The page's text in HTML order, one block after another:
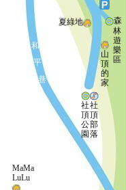
森
林
遊
樂
區
社
頂
公
園
社
頂
部
落
MaMa
LuLu
和
平
巷
夏綠地
山
頂
的
家